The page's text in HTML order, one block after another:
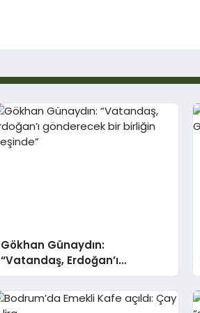
Gökhan Günaydın:
“Vatandaş, Erdoğan’ı
gönderecek bir birliğin
peşinde”